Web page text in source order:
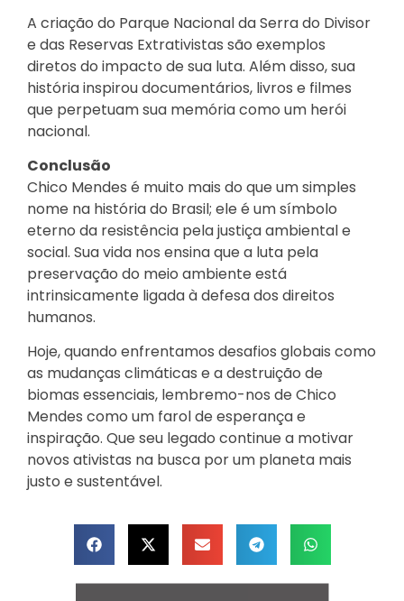
A criação do Parque Nacional da Serra do Divisor
e das Reservas Extrativistas são exemplos
diretos do impacto de sua luta. Além disso, sua
história inspirou documentários, livros e filmes
que perpetuam sua memória como um herói
nacional.
Conclusão
Chico Mendes é muito mais do que um simples
nome na história do Brasil; ele é um símbolo
eterno da resistência pela justiça ambiental e
social. Sua vida nos ensina que a luta pela
preservação do meio ambiente está
intrinsicamente ligada à defesa dos direitos
humanos.
Hoje, quando enfrentamos desafios globais como
as mudanças climáticas e a destruição de
biomas essenciais, lembremo-nos de Chico
Mendes como um farol de esperança e
inspiração. Que seu legado continue a motivar
novos ativistas na busca por um planeta mais
justo e sustentável.